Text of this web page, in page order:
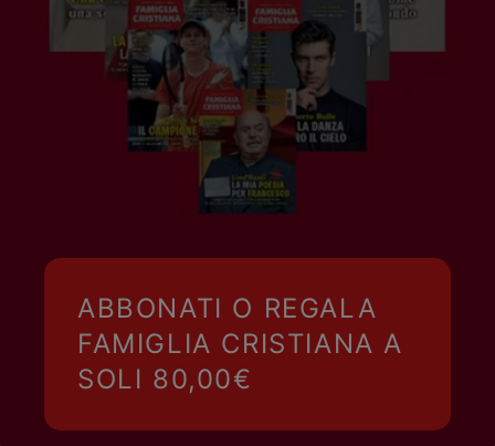
ABBONATI O REGALA
FAMIGLIA CRISTIANA A
SOLI 80,00€